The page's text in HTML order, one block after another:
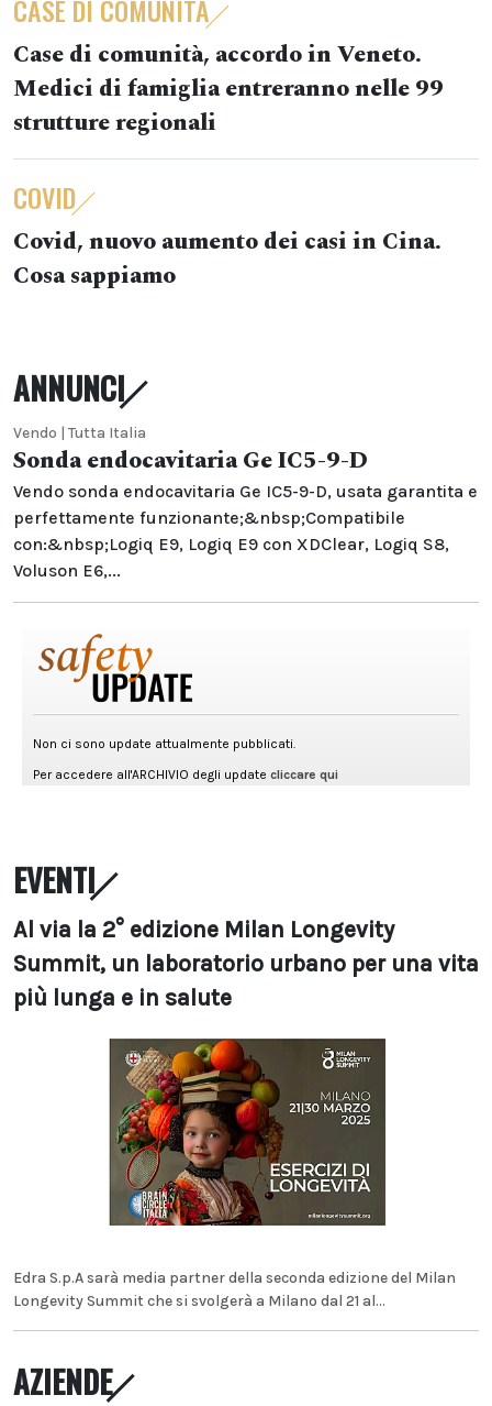
CASE DI COMUNITÀ
Case di comunità, accordo in Veneto.
Medici di famiglia entreranno nelle 99
strutture regionali
COVID
Covid, nuovo aumento dei casi in Cina.
Cosa sappiamo
ANNUNCI
Vendo | Tutta Italia
Sonda endocavitaria Ge IC5-9-D
Vendo sonda endocavitaria Ge IC5-9-D, usata garantita e
perfettamente funzionante;&nbsp;Compatibile
con:&nbsp;Logiq E9, Logiq E9 con XDClear, Logiq S8,
Voluson E6,...
EVENTI
Al via la 2° edizione Milan Longevity
Summit, un laboratorio urbano per una vita
più lunga e in salute
Edra S.p.A sarà media partner della seconda edizione del Milan
Longevity Summit che si svolgerà a Milano dal 21 al...
AZIENDE